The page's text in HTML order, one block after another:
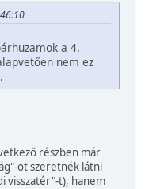
a 4.
nem ez
részben már
ot szeretnék látni
visszatér"-t), hanem